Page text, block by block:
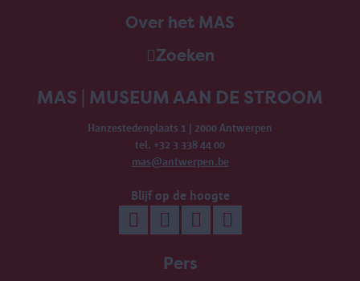
Over het MAS
Zoeken
MAS | MUSEUM AAN DE STROOM
Hanzestedenplaats 1 | 2000 Antwerpen
tel. +32 3 338 44 00
mas@antwerpen.be
Blijf op de hoogte
Pers